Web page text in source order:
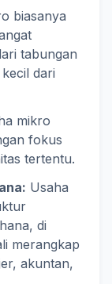
biasanya
tabungan
dari
mikro
fokus
tertentu.
Usaha
di
merangkap
akuntan,